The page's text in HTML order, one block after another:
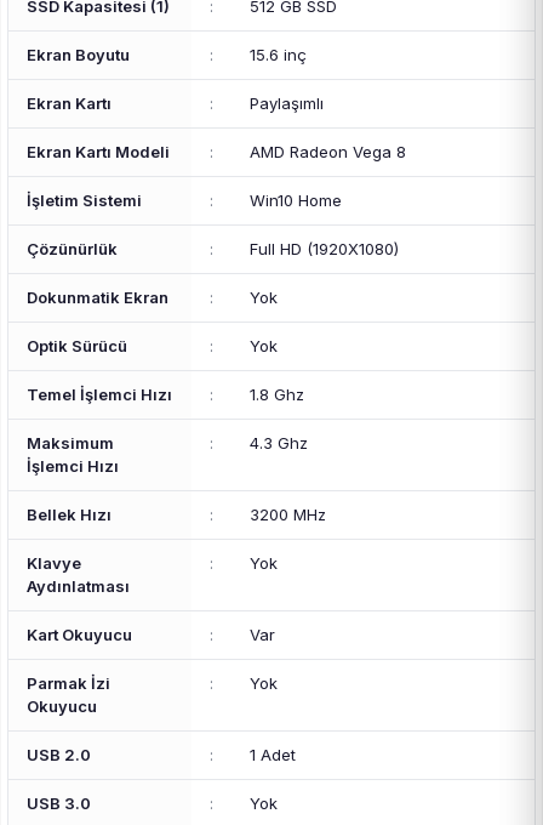
SSD Kapasitesi (1) : 512 GB SSD
Ekran Boyutu : 15.6 inç
Ekran Kartı : Paylaşımlı
Ekran Kartı Modeli : AMD Radeon Vega 8
İşletim Sistemi : Win10 Home
Çözünürlük : Full HD (1920X1080)
Dokunmatik Ekran : Yok
Optik Sürücü : Yok
Temel İşlemci Hızı : 1.8 Ghz
Maksimum
İşlemci Hızı
: 4.3 Ghz
Bellek Hızı : 3200 MHz
Klavye
Aydınlatması
: Yok
Kart Okuyucu : Var
Parmak İzi
Okuyucu
: Yok
USB 2.0 : 1 Adet
USB 3.0 : Yok